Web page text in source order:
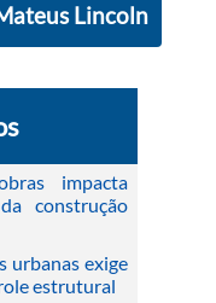
Lincoln
impacta
construção
urbanas exige
estrutural